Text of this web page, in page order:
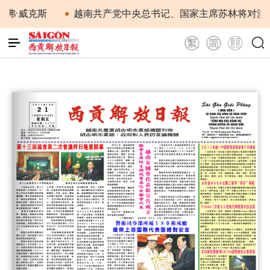
·威克斯 越南共产党中央总书记、国家主席苏林将对澳